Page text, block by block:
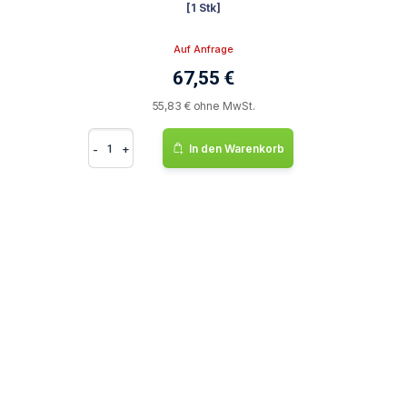
[1 Stk]
Auf Anfrage
67,55 €
55,83 € ohne MwSt.
- + In den Warenkorb